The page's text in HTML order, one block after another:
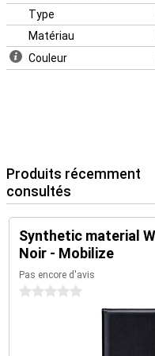
Type
Matériau
Couleur
Produits récemment
consultés
Synthetic material
Noir - Mobilize
Pas encore d'avis
0 étoiles